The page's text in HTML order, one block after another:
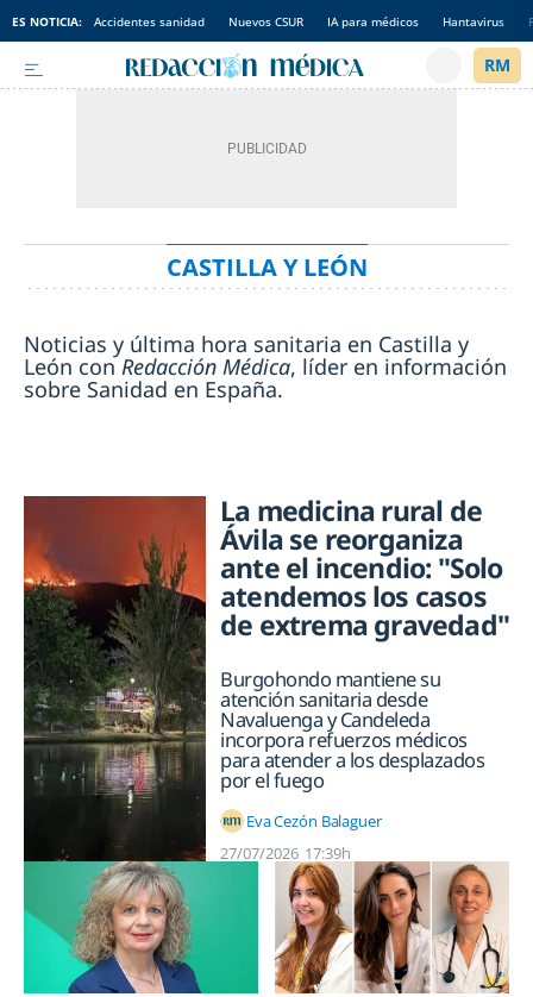
ES NOTICIA: Accidentes sanidad Nuevos CSUR IA para médicos Hantavirus
CASTILLA Y LEÓN
Noticias y última hora sanitaria en Castilla y
León conRedacción Médica, líder en información
sobre Sanidad en España.
La medicina rural de
Ávila se reorganiza
ante el incendio: "Solo
atendemos los casos
de extrema gravedad"
Burgohondo mantiene su
atención sanitaria desde
Navaluenga y Candeleda
incorpora refuerzos médicos
para atender a los desplazados
por el fuego
Eva Cezón Balaguer
27/07/2026 17:39h